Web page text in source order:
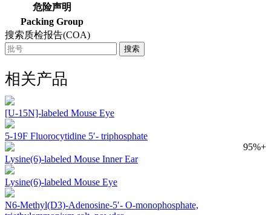
危险声明
Packing Group
搜索质检报告(COA)
搜索
相关产品
[U-15N]-labeled Mouse Eye
5-19F Fluorocytidine 5′- triphosphate
95%+
Lysine(6)-labeled Mouse Inner Ear
Lysine(6)-labeled Mouse Eye
N6-Methyl(D3)-Adenosine-5′- O-monophosphate,